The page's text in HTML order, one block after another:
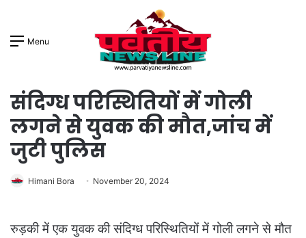
Menu
संदिग्ध परिस्थितियों में गोली
लगने से युवक की मौत,जांच में
जुटी पुलिस
Himani Bora November 20, 2024
रुड़की में एक युवक की संदिग्ध परिस्थितियों में गोली लगने से मौत